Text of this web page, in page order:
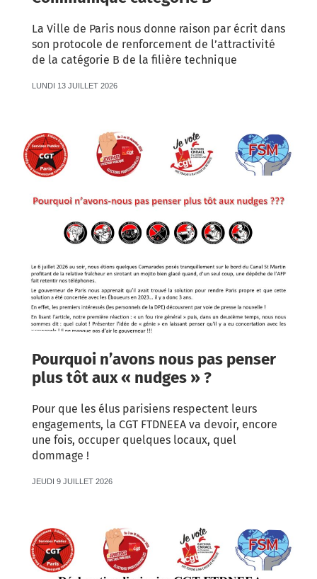
La Ville de Paris nous donne raison par écrit dans
son protocole de renforcement de l’attractivité
de la catégorie B de la filière technique
LUNDI 13 JUILLET 2026
Pourquoi n’avons nous pas penser
plus tôt aux « nudges » ?
Pour que les élus parisiens respectent leurs
engagements, la CGT FTDNEEA va devoir, encore
une fois, occuper quelques locaux, quel
dommage !
JEUDI 9 JUILLET 2026